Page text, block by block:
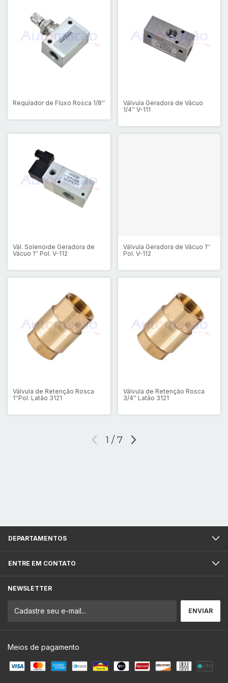
Regulador de Fluxo Rosca 1/8''
Válvula Geradora de Vácuo
1/4'' V-111
Vál. Solenoide Geradora de
Vácuo 1'' Pol. V-112
Válvula Geradora de Vácuo 1''
Pol. V-112
Válvula de Retenção Rosca
1''Pol. Latão 3121
Válvula de Retenção Rosca
3/4'' Latão 3121
1 / 7
DEPARTAMENTOS
ENTRE EM CONTATO
NEWSLETTER
Meios de pagamento